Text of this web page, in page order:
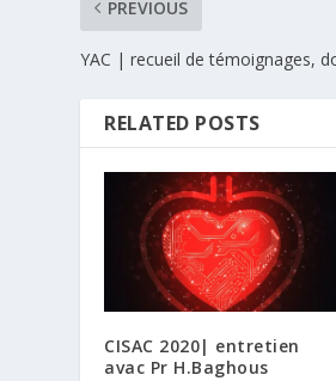
PREVIOUS
YAC | recueil de témoignages,
RELATED POSTS
CISAC 2020| entretien
avac Pr H.Baghous